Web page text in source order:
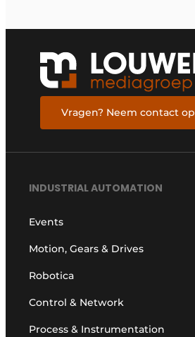
Vragen? Neem contact op
INDUSTRIAL AUTOMATION
Events
Motion, Gears & Drives
Robotica
Control & Network
Process & Instrumentation